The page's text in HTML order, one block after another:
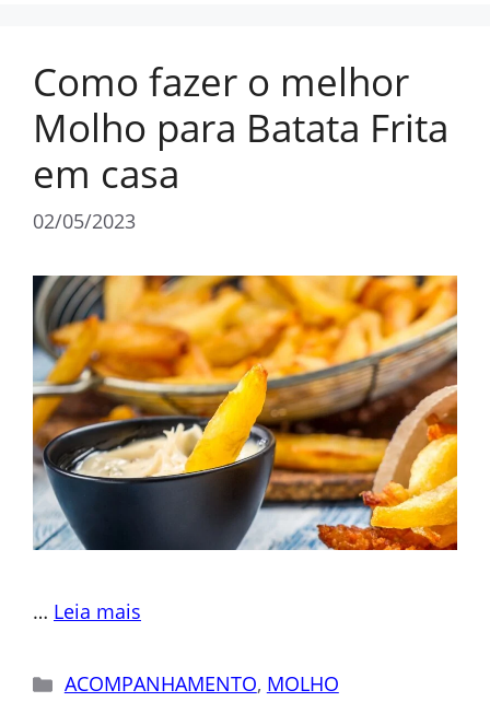
Como fazer o melhor
Molho para Batata Frita
em casa
02/05/2023
… Leia mais
Categorias
ACOMPANHAMENTO, MOLHO